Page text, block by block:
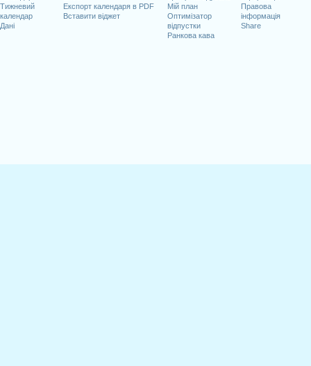
Тижневий
календар
Дані
Експорт календаря в PDF
Вставити віджет
Мій план
Оптимізатор
відпустки
Ранкова кава
Правова
інформація
Share